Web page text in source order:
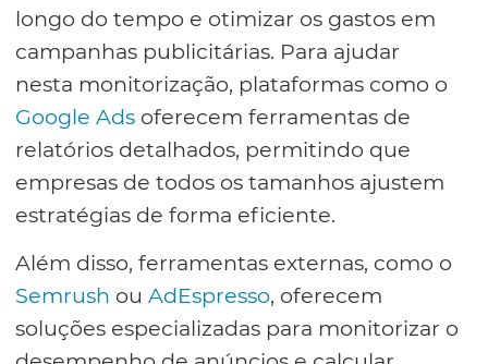
longo do tempo e otimizar os gastos em
campanhas publicitárias. Para ajudar
nesta monitorização, plataformas como o
Google Ads oferecem ferramentas de
relatórios detalhados, permitindo que
empresas de todos os tamanhos ajustem
estratégias de forma eficiente.
Além disso, ferramentas externas, como o
Semrush ou AdEspresso, oferecem
soluções especializadas para monitorizar o